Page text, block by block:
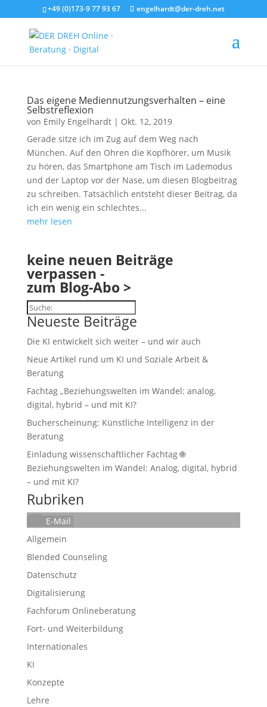
+49 (0)173-9 77 93 67 engelhardt@der-dreh.net
Das eigene Mediennutzungsverhalten – eine
Selbstreflexion
von Emily Engelhardt| Okt. 12, 2019
Gerade sitze ich im Zug auf dem Weg nach
München. Auf den Ohren die Kopfhörer, um Musik
zu hören, das Smartphone am Tisch im Lademodus
und der Laptop vor der Nase, um diesen Blogbeitrag
zu schreiben. Tatsächlich entsteht dieser Beitrag, da
ich ein wenig ein schlechtes...
mehr lesen
keine neuen Beiträge
verpassen -
zum Blog-Abo >
Suchen
Neueste Beiträge
Die KI entwickelt sich weiter – und wir auch
Neue Artikel rund um KI und Soziale Arbeit &
Beratung
Fachtag „Beziehungswelten im Wandel: analog,
digital, hybrid – und mit KI?
Bucherscheinung: Künstliche Intelligenz in der
Beratung
Einladung wissenschaftlicher Fachtag 🌐
Beziehungswelten im Wandel: Analog, digital, hybrid
– und mit KI?
Rubriken
E-Mail
Allgemein
Blended Counseling
Datenschutz
Digitalisierung
Fachforum Onlineberatung
Fort- und Weiterbildung
Internationales
KI
Konzepte
Lehre